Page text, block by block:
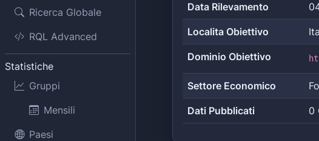
Ricerca Globale
RQL Advanced
Statistiche
Gruppi
Mensili
Paesi
Data Rilevamento
Localita Obiettivo
Dominio Obiettivo
Settore Economico
Dati Pubblicati 0